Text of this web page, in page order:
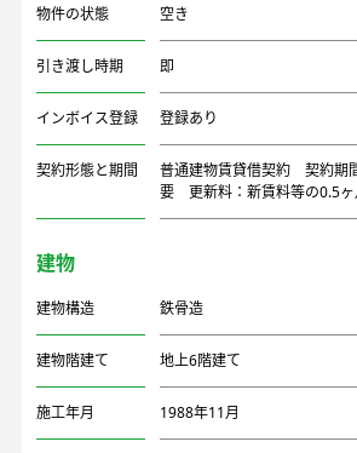
物件の状態 空き
引き渡し時期 即
インボイス登録 登録あり
契約形態と期間
普通建物賃貸借契約 契約期
要 更新料：新賃料等の0.5ヶ
建物
建物構造 鉄骨造
建物階建て 地上6階建て
施工年月 1988年11月